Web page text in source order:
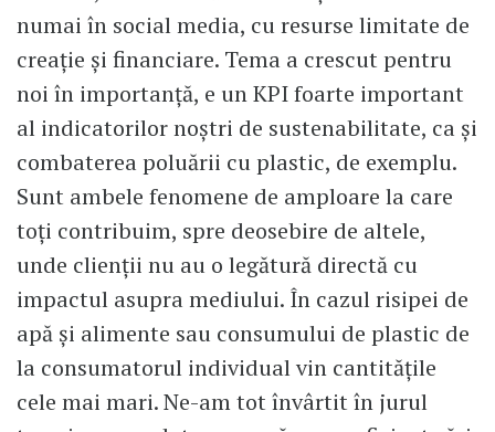
numai în social media, cu resurse limitate de
creație și financiare. Tema a crescut pentru
noi în importanță, e un KPI foarte important
al indicatorilor noștri de sustenabilitate, ca și
combaterea poluării cu plastic, de exemplu.
Sunt ambele fenomene de amploare la care
toți contribuim, spre deosebire de altele,
unde clienții nu au o legătură directă cu
impactul asupra mediului. În cazul risipei de
apă și alimente sau consumului de plastic de
la consumatorul individual vin cantitățile
cele mai mari. Ne-am tot învârtit în jurul